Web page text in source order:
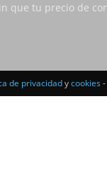
que tu precio de
de privacidadycookies